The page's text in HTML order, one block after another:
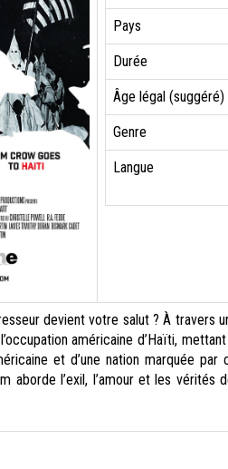
Pays
Durée
Âge légal (suggéré)
Genre
Langue
devient votre salut ? À travers
américaine d’Haïti,
et d’une nation marquée
aborde l’exil, l’amour et les